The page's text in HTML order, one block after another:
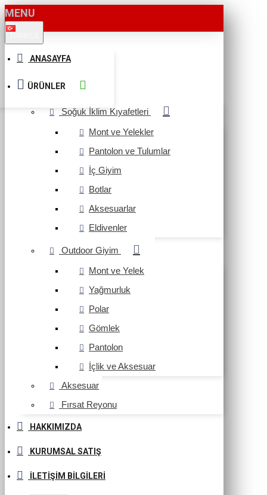
MENU
ANASAYFA
ÜRÜNLER
Soğuk İklim Kıyafetleri
Mont ve Yelekler
Pantolon ve Tulumlar
İç Giyim
Botlar
Aksesuarlar
Eldivenler
Outdoor Giyim
Mont ve Yelek
Yağmurluk
Polar
Gömlek
Pantolon
İçlik ve Aksesuar
Aksesuar
Fırsat Reyonu
HAKKIMIZDA
KURUMSAL SATIŞ
İLETIŞIM BILGILERI